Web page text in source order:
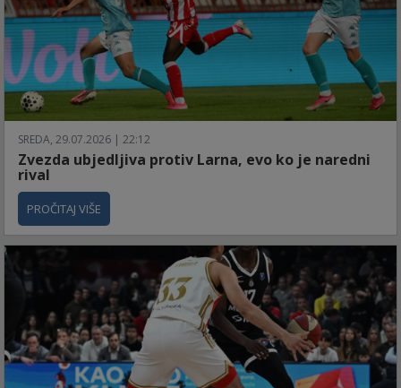
SREDA, 29.07.2026 | 22:12
Zvezda ubjedljiva protiv Larna, evo ko je naredni
rival
PROČITAJ VIŠE